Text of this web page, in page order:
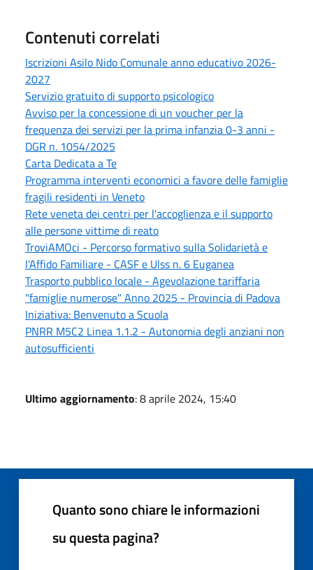
Contenuti correlati
Iscrizioni Asilo Nido Comunale anno educativo 2026-
2027
Servizio gratuito di supporto psicologico
Avviso per la concessione di un voucher per la
frequenza dei servizi per la prima infanzia 0-3 anni -
DGR n. 1054/2025
Carta Dedicata a Te
Programma interventi economici a favore delle famiglie
fragili residenti in Veneto
Rete veneta dei centri per l'accoglienza e il supporto
alle persone vittime di reato
TroviAMOci - Percorso formativo sulla Solidarietà e
l'Affido Familiare - CASF e Ulss n. 6 Euganea
Trasporto pubblico locale - Agevolazione tariffaria
"famiglie numerose" Anno 2025 - Provincia di Padova
Iniziativa: Benvenuto a Scuola
PNRR M5C2 Linea 1.1.2 - Autonomia degli anziani non
autosufficienti
Ultimo aggiornamento: 8 aprile 2024, 15:40
Quanto sono chiare le informazioni
su questa pagina?